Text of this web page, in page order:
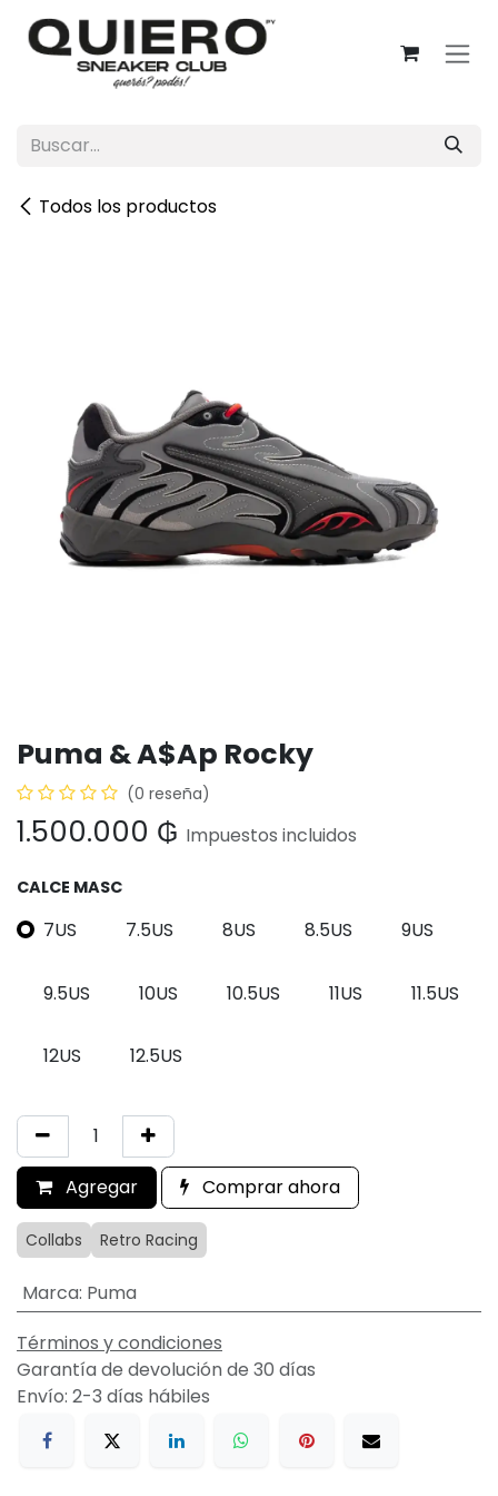
Ir al contenido
Todos los productos
Puma & A$Ap Rocky
(0 reseña)
1.500.000 ₲ Impuestos incluidos
CALCE MASC
7US 7.5US 8US 8.5US 9US
9.5US 10US 10.5US 11US 11.5US
12US 12.5US
Agregar Comprar ahora
Collabs Retro Racing
Marca: Puma
Términos y condiciones
Garantía de devolución de 30 días
Envío: 2-3 días hábiles